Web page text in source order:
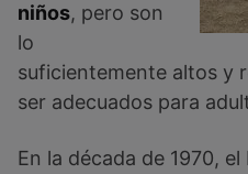
niños, pero son
lo
suficientemente altos y
ser adecuados para
En la década de 1970,